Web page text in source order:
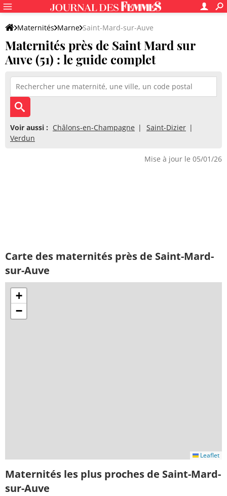
Maternités Marne Saint-Mard-sur-Auve
Maternités près de Saint Mard sur
Auve (51) : le guide complet
Voir aussi : Châlons-en-Champagne
Saint-Dizier
Verdun
Mise à jour le 05/01/26
Carte des maternités près de Saint-Mard-
sur-Auve
+
−
Leaflet
Maternités les plus proches de Saint-Mard-
sur-Auve